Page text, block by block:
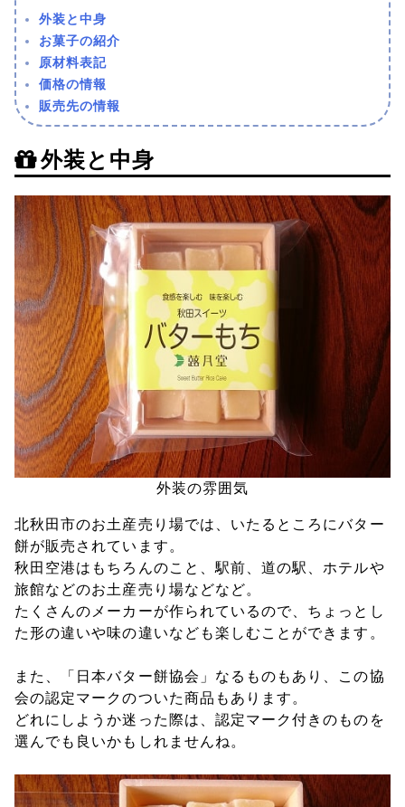
外装と中身
お菓子の紹介
原材料表記
価格の情報
販売先の情報
外装と中身
外装の雰囲気
北秋田市のお土産売り場では、いたるところにバター
餅が販売されています。
秋田空港はもちろんのこと、駅前、道の駅、ホテルや
旅館などのお土産売り場などなど。
たくさんのメーカーが作られているので、ちょっとし
た形の違いや味の違いなども楽しむことができます。
また、「日本バター餅協会」なるものもあり、この協
会の認定マークのついた商品もあります。
どれにしようか迷った際は、認定マーク付きのものを
選んでも良いかもしれませんね。